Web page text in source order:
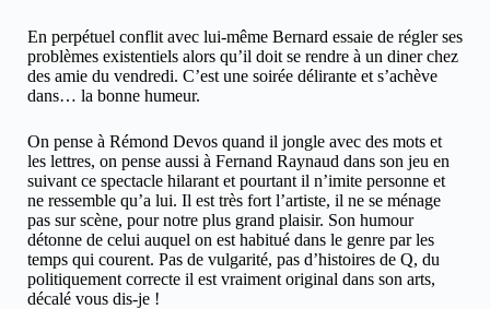
En perpétuel conflit avec lui-même Bernard essaie de régler ses
problèmes existentiels alors qu’il doit se rendre à un diner chez
des amie du vendredi. C’est une soirée délirante et s’achève
dans… la bonne humeur.
On pense à Rémond Devos quand il jongle avec des mots et
les lettres, on pense aussi à Fernand Raynaud dans son jeu en
suivant ce spectacle hilarant et pourtant il n’imite personne et
ne ressemble qu’a lui. Il est très fort l’artiste, il ne se ménage
pas sur scène, pour notre plus grand plaisir. Son humour
détonne de celui auquel on est habitué dans le genre par les
temps qui courent. Pas de vulgarité, pas d’histoires de Q, du
politiquement correcte il est vraiment original dans son arts,
décalé vous dis-je !